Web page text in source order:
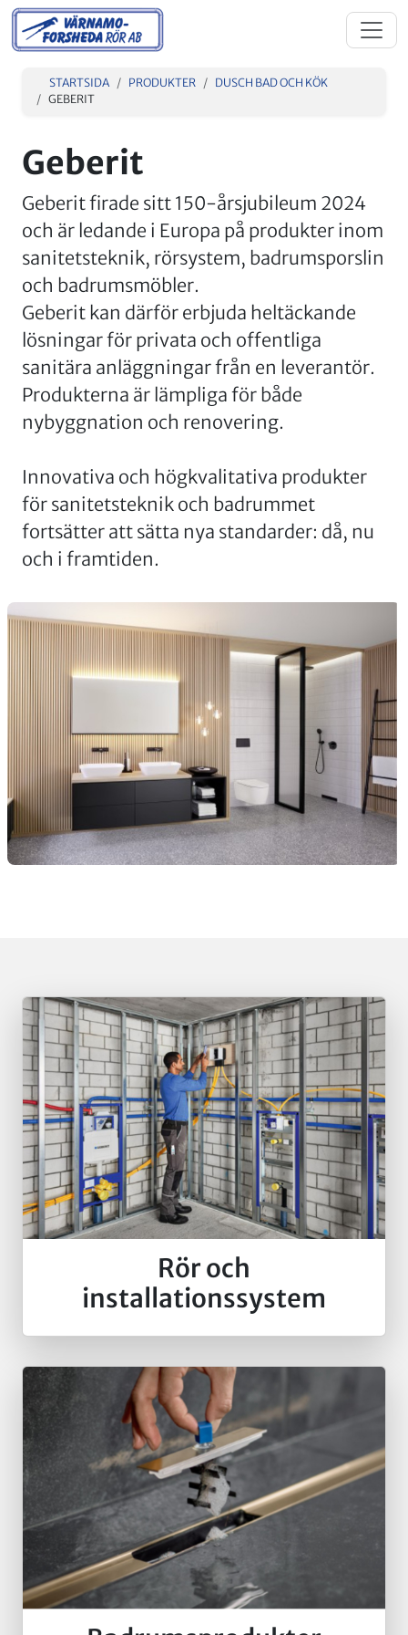
STARTSIDA PRODUKTER
DUSCH BAD OCH KÖK
GEBERIT
Geberit
Geberit firade sitt 150-årsjubileum 2024
och är ledande i Europa på produkter inom
sanitetsteknik, rörsystem, badrumsporslin
och badrumsmöbler.
Geberit kan därför erbjuda heltäckande
lösningar för privata och offentliga
sanitära anläggningar från en leverantör.
Produkterna är lämpliga för både
nybyggnation och renovering.
Innovativa och högkvalitativa produkter
för sanitetsteknik och badrummet
fortsätter att sätta nya standarder: då, nu
och i framtiden.
Rör och
installationssystem